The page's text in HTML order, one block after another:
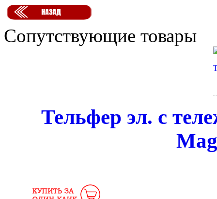
Сопутствующие товары
Тельфер эл. с